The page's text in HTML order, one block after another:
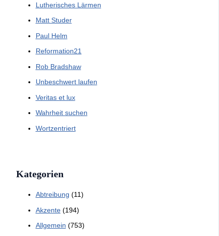
Lutherisches Lärmen
Matt Studer
Paul Helm
Reformation21
Rob Bradshaw
Unbeschwert laufen
Veritas et lux
Wahrheit suchen
Wortzentriert
Kategorien
Abtreibung (11)
Akzente(194)
Allgemein (753)